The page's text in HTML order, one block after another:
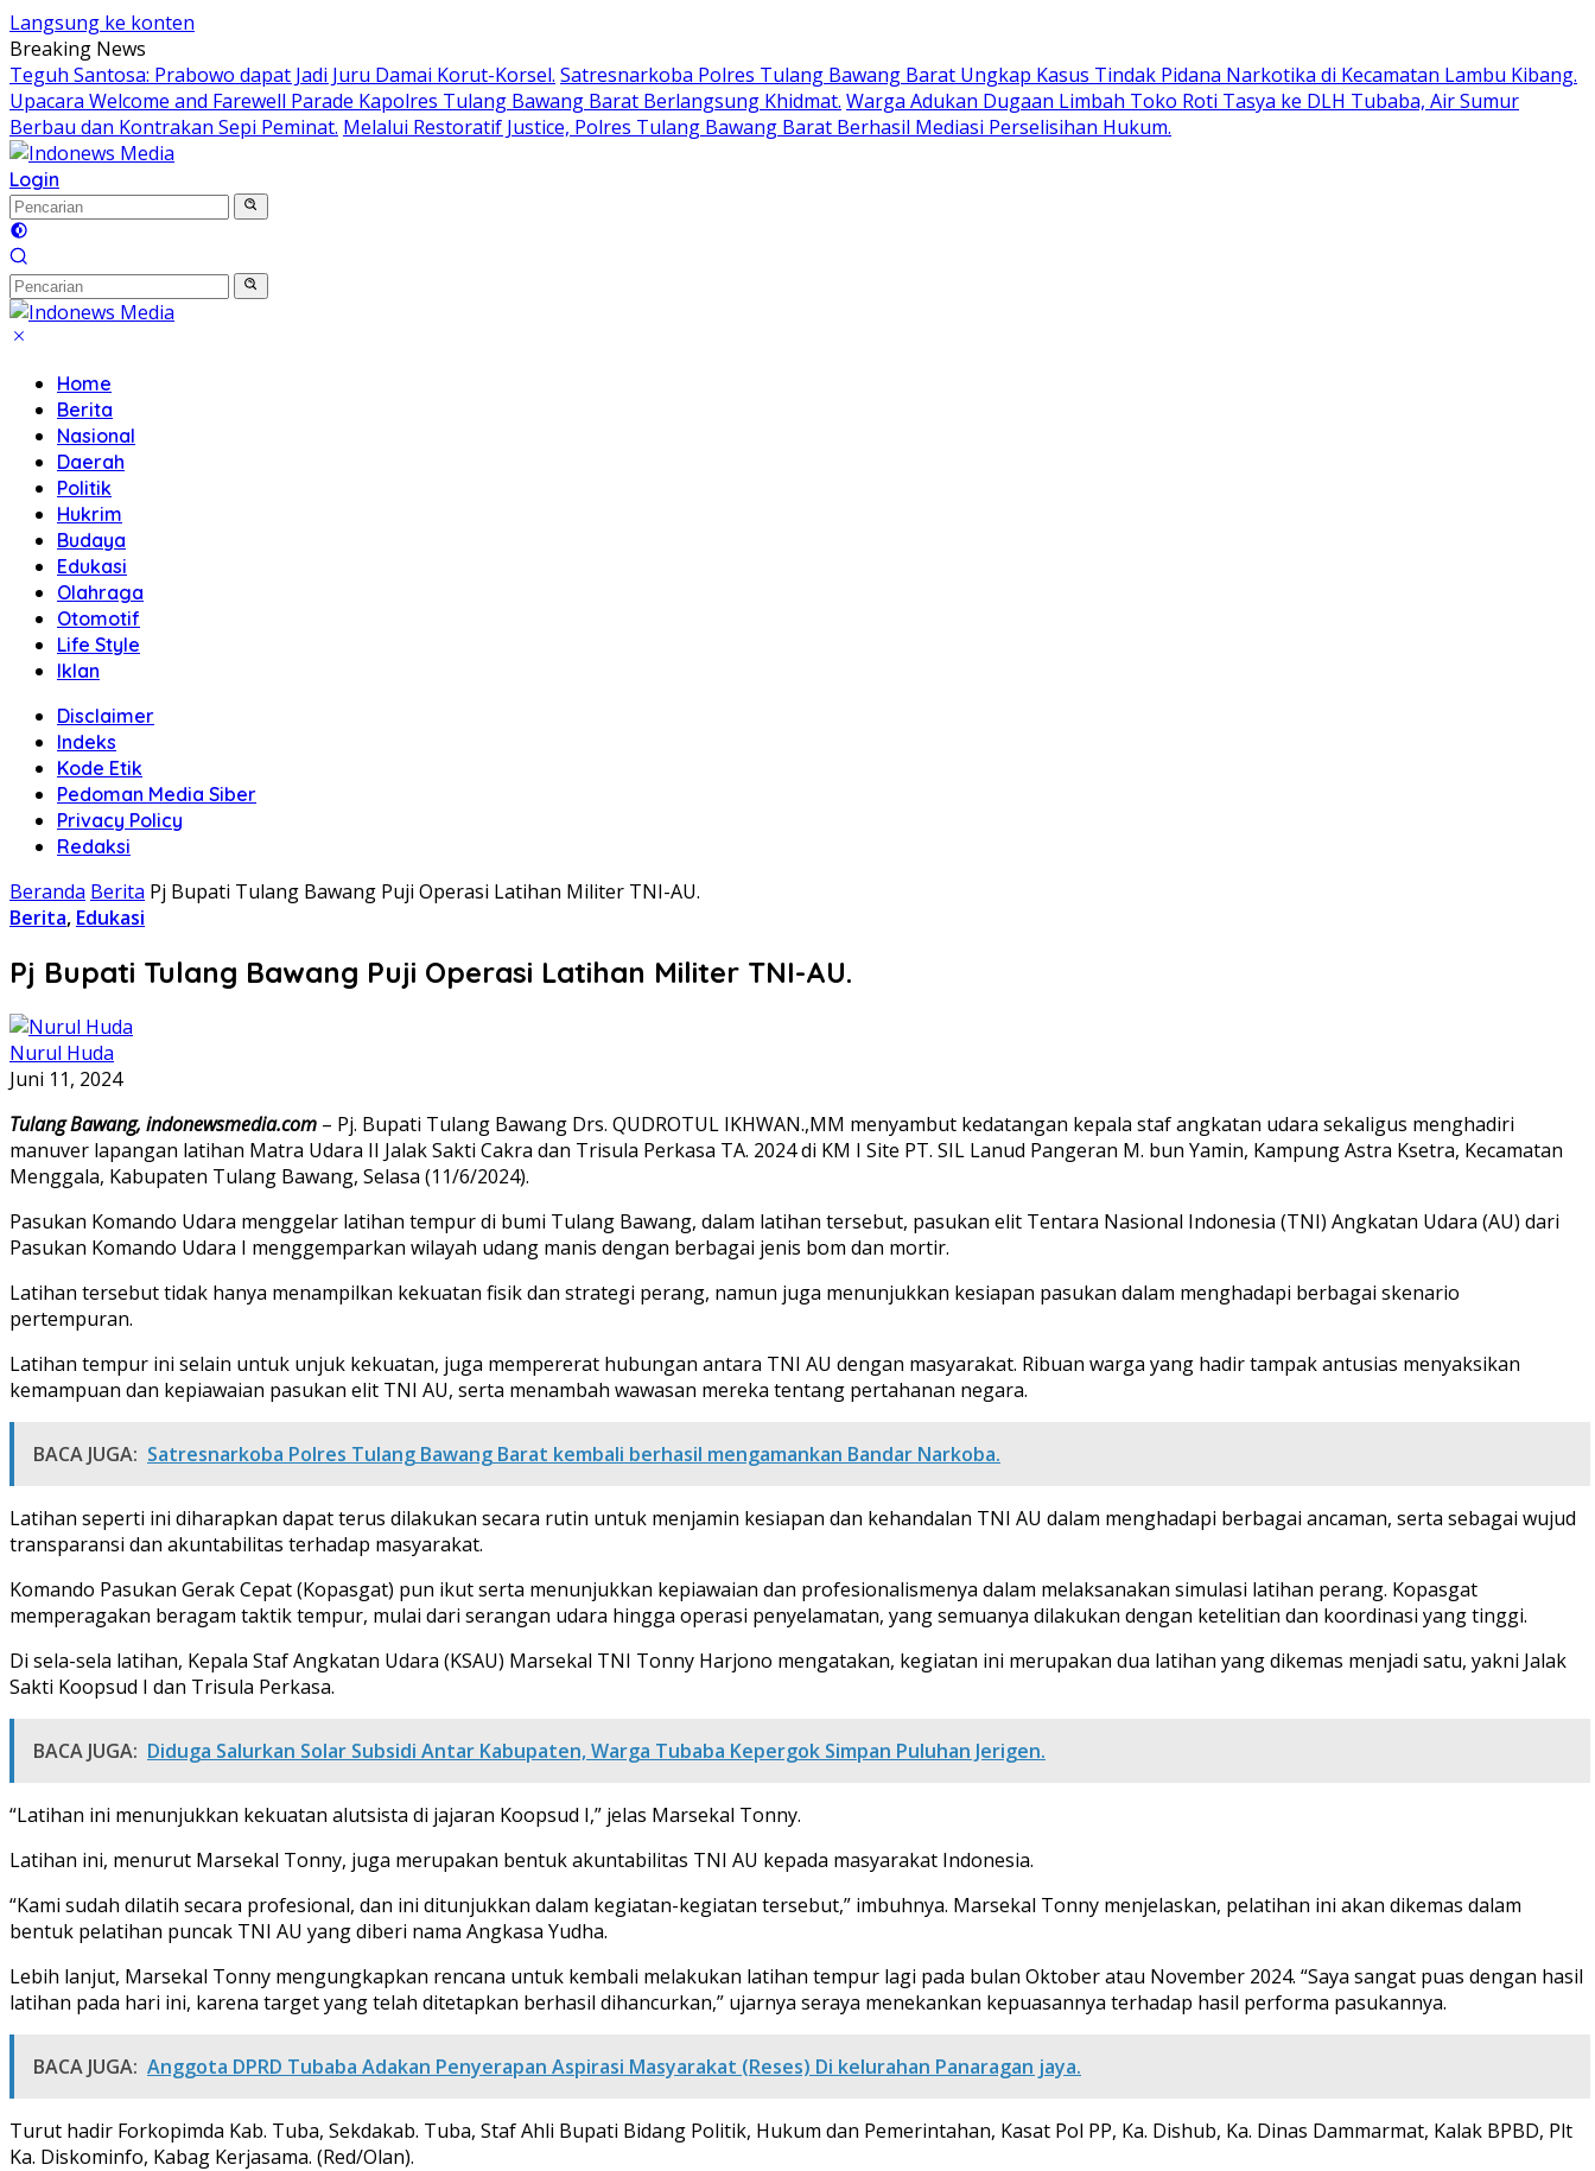
Langsung ke konten
Breaking News
Teguh Santosa: Prabowo dapat Jadi Juru Damai Korut-Korsel. Satresnarkoba Polres Tulang Bawang Barat Ungkap Kasus Tindak Pidana Narkotika di Kecamatan Lambu Kibang.
Upacara Welcome and Farewell Parade Kapolres Tulang Bawang Barat Berlangsung Khidmat. Warga Adukan Dugaan Limbah Toko Roti Tasya ke DLH Tubaba, Air Sumur
Berbau dan Kontrakan Sepi Peminat. Melalui Restoratif Justice, Polres Tulang Bawang Barat Berhasil Mediasi Perselisihan Hukum.
Login
Home
Berita
Nasional
Daerah
Politik
Hukrim
Budaya
Edukasi
Olahraga
Otomotif
Life Style
Iklan
Disclaimer
Indeks
Kode Etik
Pedoman Media Siber
Privacy Policy
Redaksi
Beranda Berita Pj Bupati Tulang Bawang Puji Operasi Latihan Militer TNI-AU.
Berita, Edukasi
Pj Bupati Tulang Bawang Puji Operasi Latihan Militer TNI-AU.
Nurul Huda
Juni 11, 2024
Tulang Bawang, indonewsmedia.com – Pj. Bupati Tulang Bawang Drs. QUDROTUL IKHWAN.,MM menyambut kedatangan kepala staf angkatan udara sekaligus menghadiri
manuver lapangan latihan Matra Udara II Jalak Sakti Cakra dan Trisula Perkasa TA. 2024 di KM I Site PT. SIL Lanud Pangeran M. bun Yamin, Kampung Astra Ksetra, Kecamatan
Menggala, Kabupaten Tulang Bawang, Selasa (11/6/2024).
Pasukan Komando Udara menggelar latihan tempur di bumi Tulang Bawang, dalam latihan tersebut, pasukan elit Tentara Nasional Indonesia (TNI) Angkatan Udara (AU) dari
Pasukan Komando Udara I menggemparkan wilayah udang manis dengan berbagai jenis bom dan mortir.
Latihan tersebut tidak hanya menampilkan kekuatan fisik dan strategi perang, namun juga menunjukkan kesiapan pasukan dalam menghadapi berbagai skenario
pertempuran.
Latihan tempur ini selain untuk unjuk kekuatan, juga mempererat hubungan antara TNI AU dengan masyarakat. Ribuan warga yang hadir tampak antusias menyaksikan
kemampuan dan kepiawaian pasukan elit TNI AU, serta menambah wawasan mereka tentang pertahanan negara.
BACA JUGA: Satresnarkoba Polres Tulang Bawang Barat kembali berhasil mengamankan Bandar Narkoba.
Latihan seperti ini diharapkan dapat terus dilakukan secara rutin untuk menjamin kesiapan dan kehandalan TNI AU dalam menghadapi berbagai ancaman, serta sebagai wujud
transparansi dan akuntabilitas terhadap masyarakat.
Komando Pasukan Gerak Cepat (Kopasgat) pun ikut serta menunjukkan kepiawaian dan profesionalismenya dalam melaksanakan simulasi latihan perang. Kopasgat
memperagakan beragam taktik tempur, mulai dari serangan udara hingga operasi penyelamatan, yang semuanya dilakukan dengan ketelitian dan koordinasi yang tinggi.
Di sela-sela latihan, Kepala Staf Angkatan Udara (KSAU) Marsekal TNI Tonny Harjono mengatakan, kegiatan ini merupakan dua latihan yang dikemas menjadi satu, yakni Jalak
Sakti Koopsud I dan Trisula Perkasa.
BACA JUGA: Diduga Salurkan Solar Subsidi Antar Kabupaten, Warga Tubaba Kepergok Simpan Puluhan Jerigen.
“Latihan ini menunjukkan kekuatan alutsista di jajaran Koopsud I,” jelas Marsekal Tonny.
Latihan ini, menurut Marsekal Tonny, juga merupakan bentuk akuntabilitas TNI AU kepada masyarakat Indonesia.
“Kami sudah dilatih secara profesional, dan ini ditunjukkan dalam kegiatan-kegiatan tersebut,” imbuhnya. Marsekal Tonny menjelaskan, pelatihan ini akan dikemas dalam
bentuk pelatihan puncak TNI AU yang diberi nama Angkasa Yudha.
Lebih lanjut, Marsekal Tonny mengungkapkan rencana untuk kembali melakukan latihan tempur lagi pada bulan Oktober atau November 2024. “Saya sangat puas dengan hasil
latihan pada hari ini, karena target yang telah ditetapkan berhasil dihancurkan,” ujarnya seraya menekankan kepuasannya terhadap hasil performa pasukannya.
BACA JUGA: Anggota DPRD Tubaba Adakan Penyerapan Aspirasi Masyarakat (Reses) Di kelurahan Panaragan jaya.
Turut hadir Forkopimda Kab. Tuba, Sekdakab. Tuba, Staf Ahli Bupati Bidang Politik, Hukum dan Pemerintahan, Kasat Pol PP, Ka. Dishub, Ka. Dinas Dammarmat, Kalak BPBD, Plt
Ka. Diskominfo, Kabag Kerjasama. (Red/Olan).